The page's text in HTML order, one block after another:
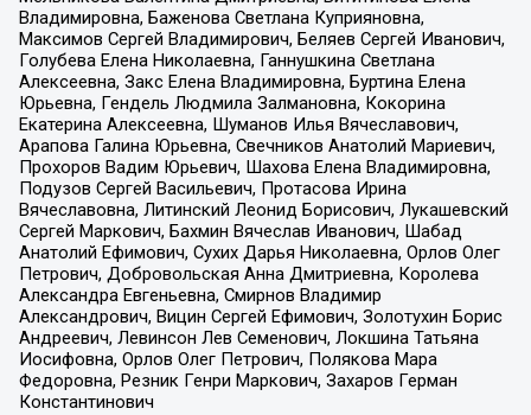
Владимировна, Баженова Светлана Куприяновна,
Максимов Сергей Владимирович, Беляев Сергей Иванович,
Голубева Елена Николаевна, Ганнушкина Светлана
Алексеевна, Закс Елена Владимировна, Буртина Елена
Юрьевна, Гендель Людмила Залмановна, Кокорина
Екатерина Алексеевна, Шуманов Илья Вячеславович,
Арапова Галина Юрьевна, Свечников Анатолий Мариевич,
Прохоров Вадим Юрьевич, Шахова Елена Владимировна,
Подузов Сергей Васильевич, Протасова Ирина
Вячеславовна, Литинский Леонид Борисович, Лукашевский
Сергей Маркович, Бахмин Вячеслав Иванович, Шабад
Анатолий Ефимович, Сухих Дарья Николаевна, Орлов Олег
Петрович, Добровольская Анна Дмитриевна, Королева
Александра Евгеньевна, Смирнов Владимир
Александрович, Вицин Сергей Ефимович, Золотухин Борис
Андреевич, Левинсон Лев Семенович, Локшина Татьяна
Иосифовна, Орлов Олег Петрович, Полякова Мара
Федоровна, Резник Генри Маркович, Захаров Герман
Константинович